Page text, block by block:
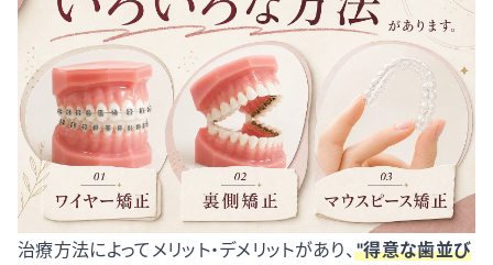
治療方法によってメリット・デメリットがあり、"得意な歯並び